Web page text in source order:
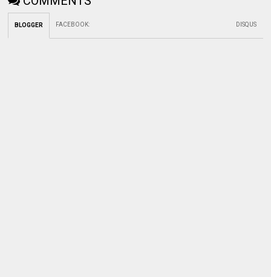
BLOGGER FACEBOOK: DISQUS